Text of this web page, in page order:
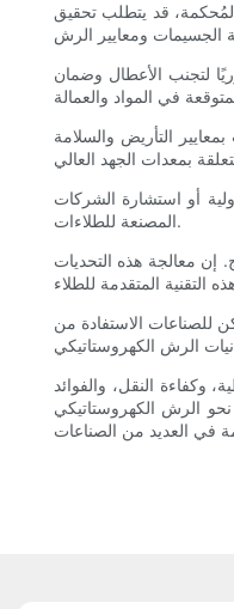
المُحكمة، قد يتطلب تحقيق
لتجنب الأعطال وضمان
التأريض والسلامة
أو استشارة الشركات
المصنعة للطلاءات.
إن معالجة هذه التحديات
للصناعات الاستفادة من
وكفاءة النقل، والفوائد
نحو الرش الكهروستاتيكي